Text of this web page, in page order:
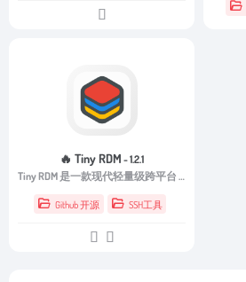
🔥 Tiny RDM - 1.2.1
Tiny RDM 是一款现代轻量级跨平台 Redis 桌面管理器，适用于 Mac、Windows 和 Linux。
Github 开源 SSH工具